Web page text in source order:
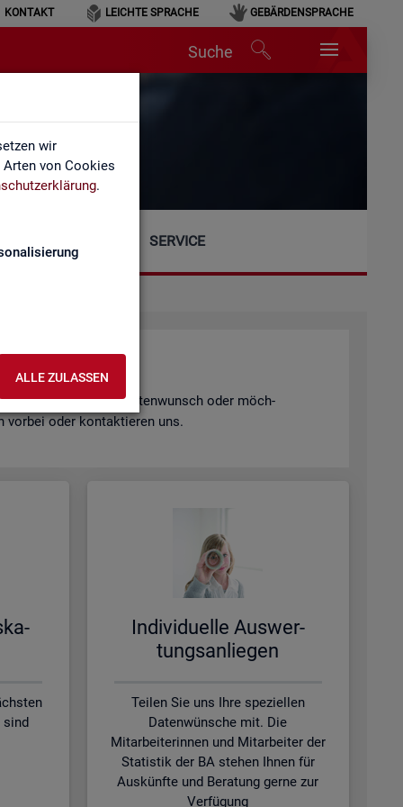
wir
von Cookies
.
ALLE ZULASSEN
KONTAKT LEICHTE SPRACHE GEBÄRDENSPRACHE
Suche
SERVICE
einen spe­zi­el­len Da­ten­wunsch oder möch­
vor­bei oder kon­tak­tie­ren uns.
sind
In­di­vi­du­el­le Aus­wer­
tungs­an­lie­gen
Teilen Sie uns Ihre speziellen
Datenwünsche mit. Die
Mitarbeiterinnen und Mitarbeiter der
Statistik der BA stehen Ihnen für
Auskünfte und Beratung gerne zur
Verfügung